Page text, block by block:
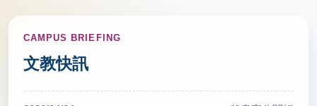
CAMPUS BRIEFING
文教快訊